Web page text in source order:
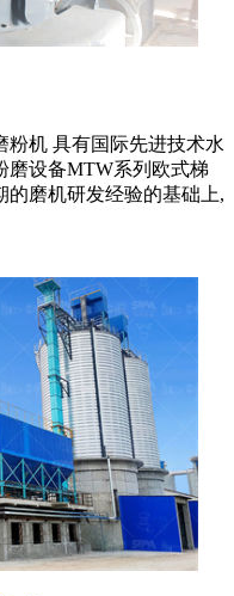
粉机 具有国际先进技术水
磨设备MTW系列欧式梯
的磨机研发经验的基础上,